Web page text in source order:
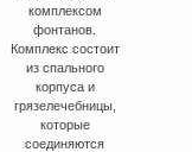
комплексом
фонтанов.
Комплекс состоит
из спального
корпуса и
грязелечебницы,
которые
соединяются